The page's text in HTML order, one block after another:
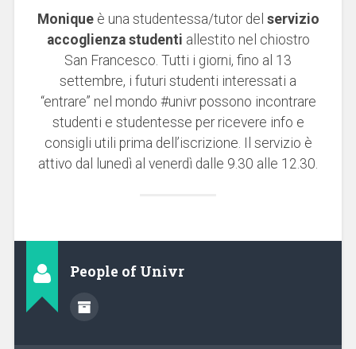
Moniqueè una studentessa/tutor del servizio
accoglienza studenti allestito nel chiostro
San Francesco. Tutti i giorni, fino al 13
settembre, i futuri studenti interessati a
“entrare” nel mondo #univr possono incontrare
studenti e studentesse per ricevere info e
consigli utili prima dell’iscrizione. Il servizio è
attivo dal lunedì al venerdì dalle 9.30 alle 12.30.
People of Univr